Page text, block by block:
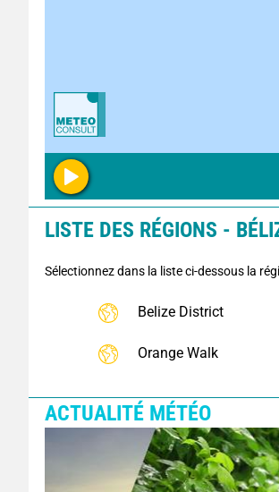
LISTE DES RÉGIONS -
Sélectionnez dans la liste ci-dessous la
Belize District
Orange Walk
ACTUALITÉ MÉTÉO